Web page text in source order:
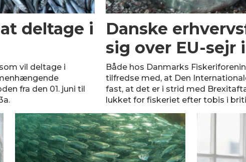
deltage i
vil deltage i
fra den 01. juni til
Danske
sig over EU-sejr
Både hos Danmarks
tilfredse med, at Den
fast, at det er i strid med
lukket for fiskeriet efter tobis i